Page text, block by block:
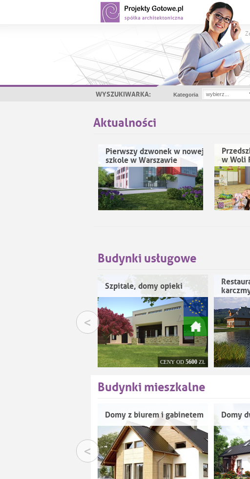
WYSZUKIWARKA: Kategoria
Aktualności
Pierwszy dzwonek w nowej
szkole w Warszawie
w Woli
Budynki usługowe
Szpitale, domy opieki
CENY OD 5600ZŁ
<
Budynki mieszkalne
Domy z biurem i gabinetem Domy
<